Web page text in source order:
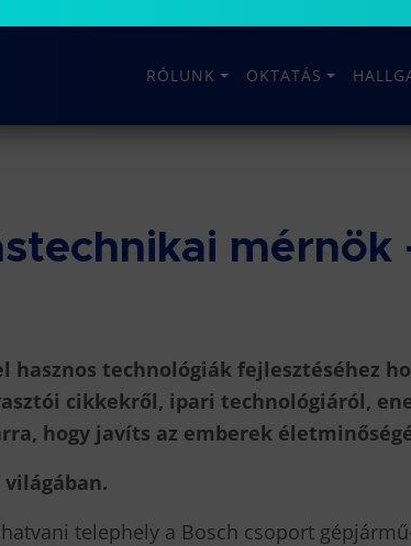
RÓLUNK OKTATÁS
mérnök
hasznos technológiák fejlesztéséhez
cikkekről, ipari technológiáról,
hogy javíts az emberek
világában.
telephely a Bosch csoport